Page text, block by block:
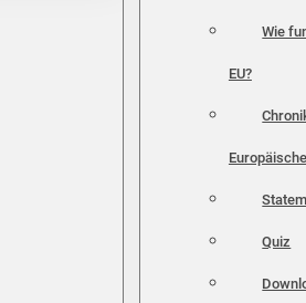
Wie
EU?
Quiz